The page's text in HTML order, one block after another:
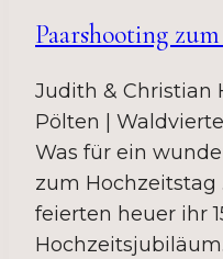
Paarshooting
Judith & Christian
Pölten |
Was für ein
zum
feierten heuer ihr